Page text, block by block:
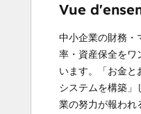
Vue
中小企業の財務・
率・資産保全をワ
います。「お金と
システムを構築」
業の努力が報われ